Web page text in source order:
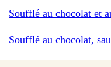
Soufflé au chocolat et
Soufflé au chocolat,